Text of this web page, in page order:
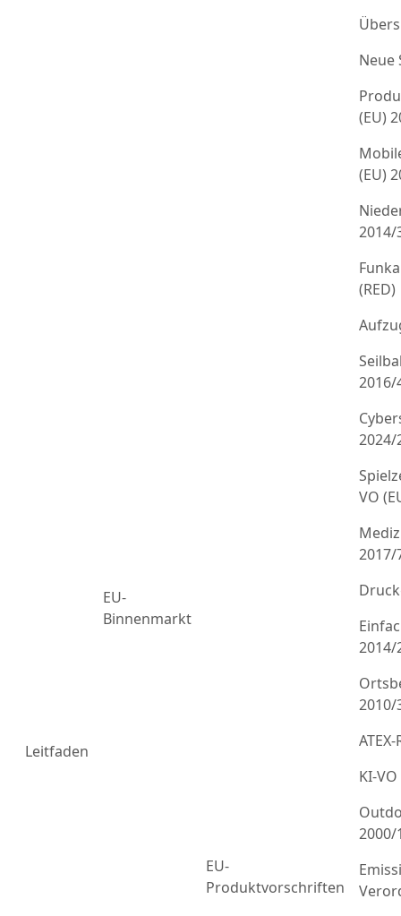
Leitfaden
EU-
Binnenmarkt
EU-
Produktvorschriften
Neue
(EU)
(EU)
2014/
(RED)
2016/
2024/
VO
2017/
2014/
2010/
KI-
2000/